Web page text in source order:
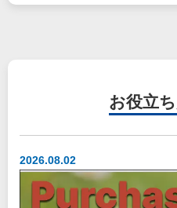
お役立ち
2026.08.02